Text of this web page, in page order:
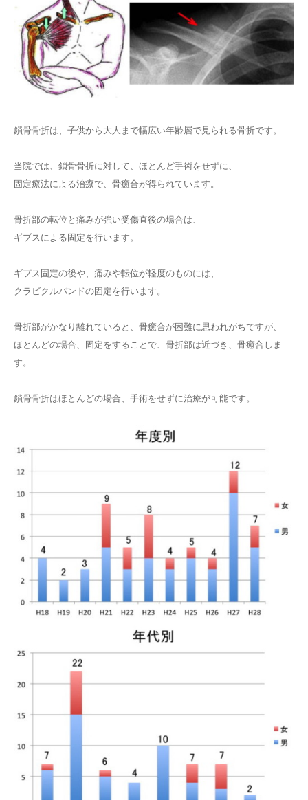
鎖骨骨折は、子供から大人まで幅広い年齢層で見られる骨折です。
当院では、鎖骨骨折に対して、ほとんど手術をせずに、
固定療法による治療で、骨癒合が得られています。
骨折部の転位と痛みが強い受傷直後の場合は、
ギブスによる固定を行います。
ギプス固定の後や、痛みや転位が軽度のものには、
クラビクルバンドの固定を行います。
骨折部がかなり離れていると、骨癒合が困難に思われがちですが、
ほとんどの場合、固定をすることで、骨折部は近づき、骨癒合しま
す。
鎖骨骨折はほとんどの場合、手術をせずに治療が可能です。